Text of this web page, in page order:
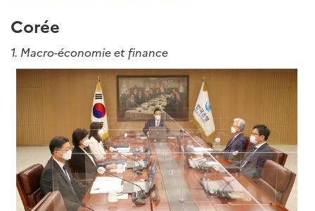
Corée
1. Macro-économie et finance